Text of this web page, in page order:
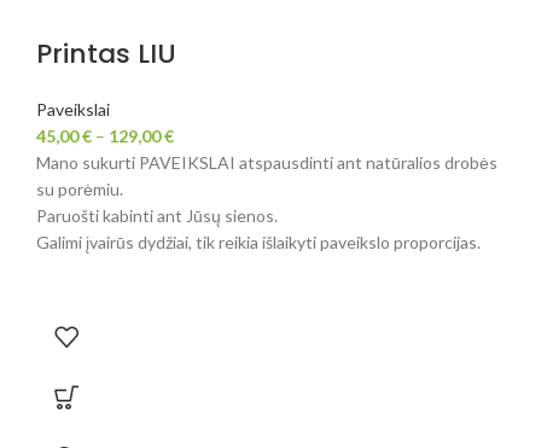
Printas LIU
Paveikslai
45,00€ – 129,00€
Mano sukurti PAVEIKSLAI atspausdinti ant natūralios drobės
su porėmiu.
Paruošti kabinti ant Jūsų sienos.
Galimi įvairūs dydžiai, tik reikia išlaikyti paveikslo proporcijas.